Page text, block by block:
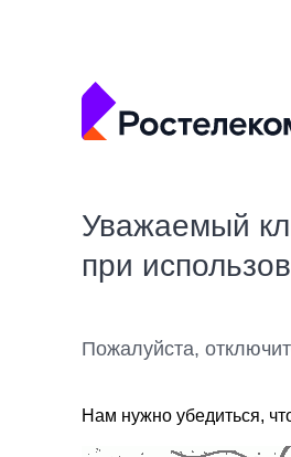
Уважаемый
при
Пожалуйста,
Нам нужно убедиться,